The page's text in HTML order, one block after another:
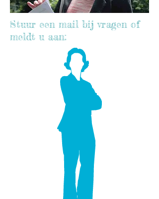
Stuur een mail bij vragen of
meldt u aan: